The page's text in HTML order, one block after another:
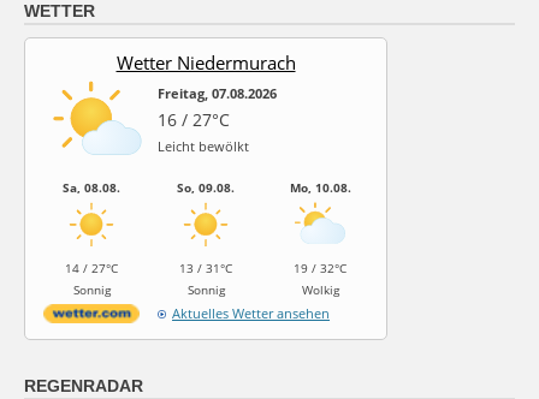
WETTER
Wetter Niedermurach
Freitag, 07.08.2026
16 / 27°C
Leicht bewölkt
Sa, 08.08.
14 / 27°C
Sonnig
So, 09.08.
13 / 31°C
Sonnig
Mo, 10.08.
19 / 32°C
Wolkig
Aktuelles Wetter ansehen
REGENRADAR